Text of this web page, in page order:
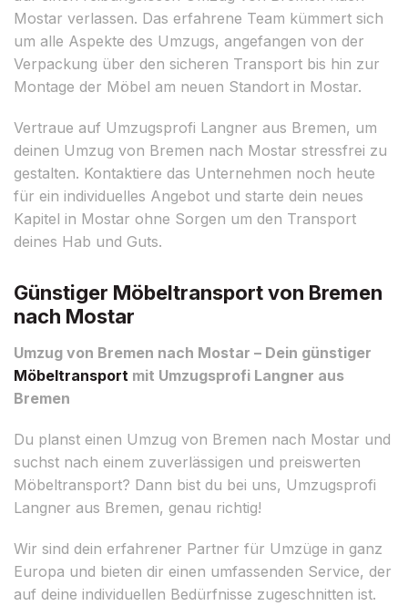
Mostar verlassen. Das erfahrene Team kümmert sich
um alle Aspekte des Umzugs, angefangen von der
Verpackung über den sicheren Transport bis hin zur
Montage der Möbel am neuen Standort in Mostar.
Vertraue auf Umzugsprofi Langner aus Bremen, um
deinen Umzug von Bremen nach Mostar stressfrei zu
gestalten. Kontaktiere das Unternehmen noch heute
für ein individuelles Angebot und starte dein neues
Kapitel in Mostar ohne Sorgen um den Transport
deines Hab und Guts.
Günstiger Möbeltransport von Bremen
nach Mostar
Umzug von Bremen nach Mostar – Dein günstiger
Möbeltransport mit Umzugsprofi Langner aus
Bremen
Du planst einen Umzug von Bremen nach Mostar und
suchst nach einem zuverlässigen und preiswerten
Möbeltransport? Dann bist du bei uns, Umzugsprofi
Langner aus Bremen, genau richtig!
Wir sind dein erfahrener Partner für Umzüge in ganz
Europa und bieten dir einen umfassenden Service, der
auf deine individuellen Bedürfnisse zugeschnitten ist.